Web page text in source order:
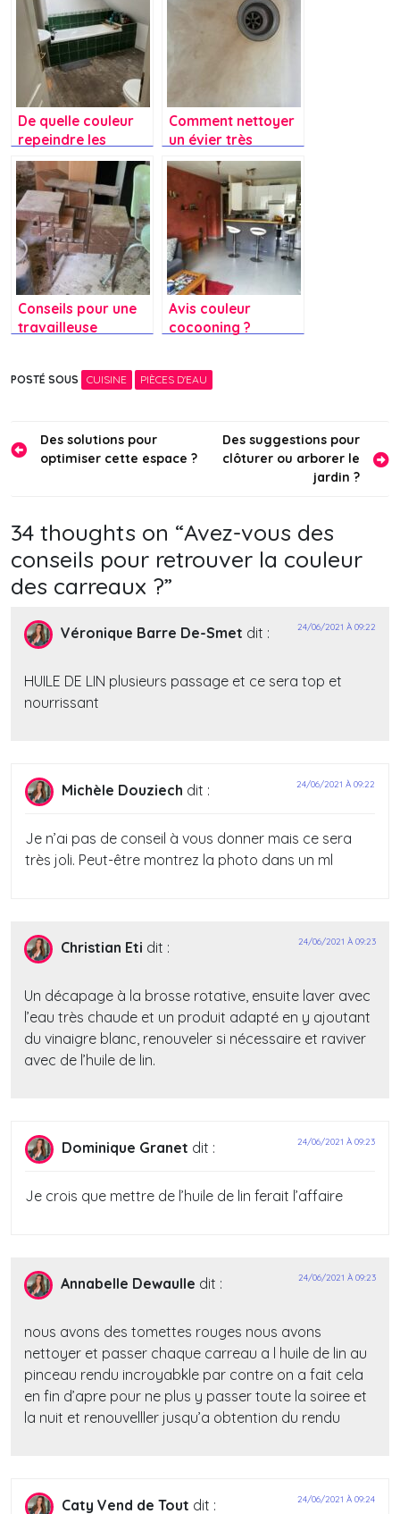
De quelle couleur
repeindre les
carreaux verts ?
Comment nettoyer
un évier très
encrassé ?
Conseils pour une
travailleuse
Avis couleur
cocooning ?
POSTÉ SOUS CUISINE PIÈCES D'EAU
Navigation
Des solutions pour
optimiser cette espace ?
Des suggestions pour
clôturer ou arborer le
jardin ?
34 thoughts on “Avez-vous des
conseils pour retrouver la couleur
des carreaux ?”
Véronique Barre De-Smet dit : 24/06/2021 À 09:22
HUILE DE LIN plusieurs passage et ce sera top et
nourrissant
Michèle Douziech dit : 24/06/2021 À 09:22
Je n’ai pas de conseil à vous donner mais ce sera
très joli. Peut-être montrez la photo dans un ml
Christian Eti dit : 24/06/2021 À 09:23
Un décapage à la brosse rotative, ensuite laver avec
l’eau très chaude et un produit adapté en y ajoutant
du vinaigre blanc, renouveler si nécessaire et raviver
avec de l’huile de lin.
Dominique Granet dit : 24/06/2021 À 09:23
Je crois que mettre de l’huile de lin ferait l’affaire
Annabelle Dewaulle dit : 24/06/2021 À 09:23
nous avons des tomettes rouges nous avons
nettoyer et passer chaque carreau a l huile de lin au
pinceau rendu incroyabkle par contre on a fait cela
en fin d’apre pour ne plus y passer toute la soiree et
la nuit et renouvelller jusqu’a obtention du rendu
Caty Vend de Tout dit : 24/06/2021 À 09:24